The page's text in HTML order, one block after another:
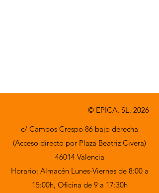
© EPICA, SL. 2026
c/ Campos Crespo 86 bajo derecha
(Acceso directo por Plaza Beatriz Civera)
46014 Valencia
Horario: Almacén Lunes-Viernes de 8:00 a
15:00h, Oficina de 9 a 17:30h